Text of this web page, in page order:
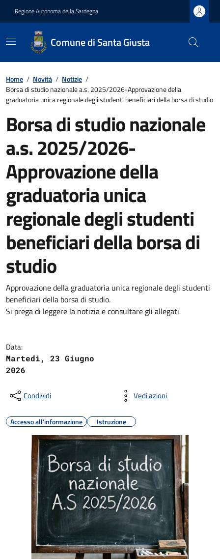
Regione Autonoma della Sardegna
Comune di Santa Giusta
Home / Novità / Notizie /
Borsa di studio nazionale a.s. 2025/2026-Approvazione della
graduatoria unica regionale degli studenti beneficiari della borsa di studio
Borsa di studio nazionale
a.s. 2025/2026-
Approvazione della
graduatoria unica
regionale degli studenti
beneficiari della borsa di
studio
Approvazione della graduatoria unica regionale degli studenti
beneficiari della borsa di studio.
Si prega di leggere la notizia e consultare gli allegati
Data:
Martedì, 23 Giugno
2026
Condividi Vedi azioni
Accesso all'informazione Istruzione